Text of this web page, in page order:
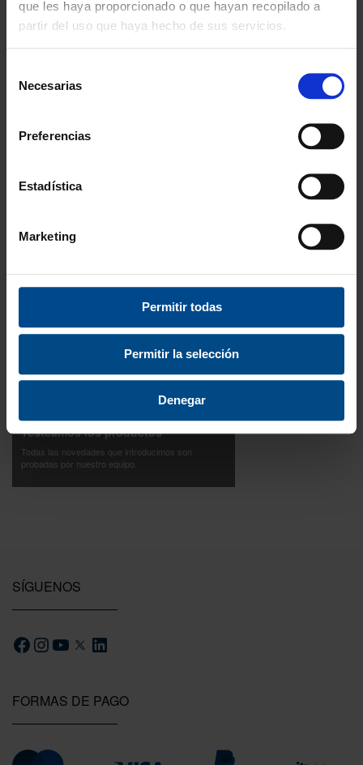
que les haya proporcionado o que hayan recopilado a
partir del uso que haya hecho de sus servicios.
Necesarias
Preferencias
Estadística
Marketing
Permitir todas
Permitir la selección
Denegar
Envío gratis
A partir de 100€
En cambio y devolución
Amplio stock disponible
ISO 9001:2015
3 Años de garantía
Compra con total tranquilidad.
Testeamos los productos
Todas las novedades que introducimos son
probadas por nuestro equipo.
FORMAS DE PAGO
SÍGUENOS